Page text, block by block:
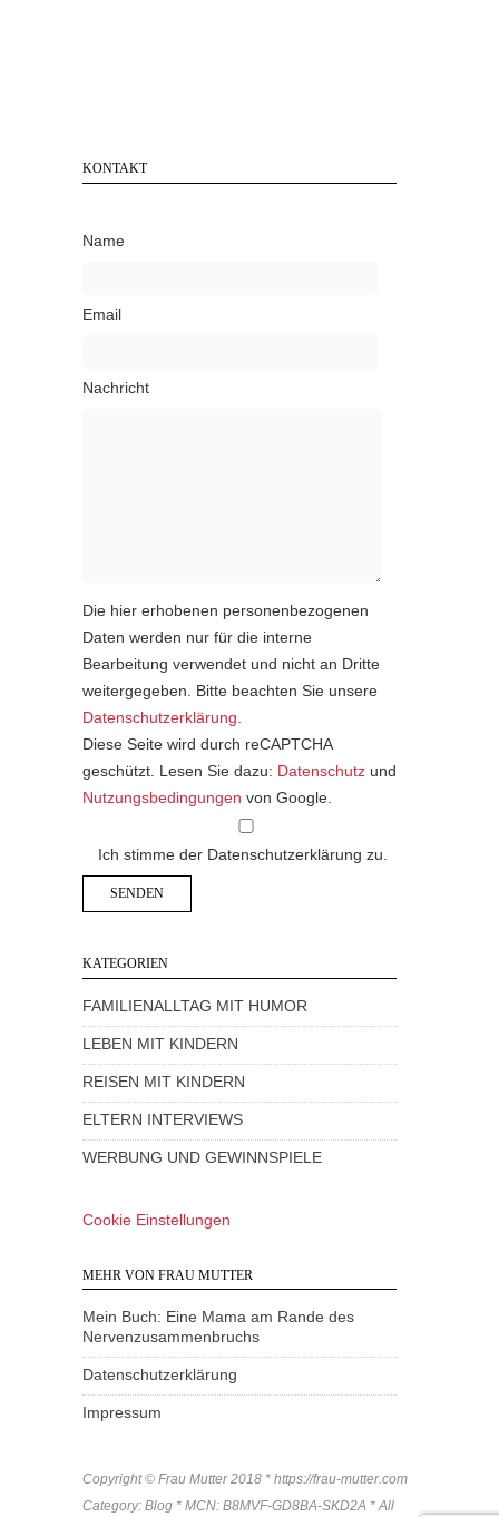
KONTAKT
Name
Email
Nachricht
Die hier erhobenen personenbezogenen
Daten werden nur für die interne
Bearbeitung verwendet und nicht an Dritte
weitergegeben. Bitte beachten Sie unsere
Datenschutzerklärung
Diese Seite wird durch reCAPTCHA
geschützt. Lesen Sie dazu: Datenschutz und
Nutzungsbedingungen von Google.
Ich stimme der Datenschutzerklärung zu.
KATEGORIEN
FAMILIENALLTAG MIT HUMOR
LEBEN MIT KINDERN
REISEN MIT KINDERN
ELTERN INTERVIEWS
WERBUNG UND GEWINNSPIELE
Cookie Einstellungen
MEHR VON FRAU MUTTER
Mein Buch: Eine Mama am Rande des
Nervenzusammenbruchs
Datenschutzerklärung
Impressum
Copyright © Frau Mutter 2018 * https://frau-mutter.com
Category: Blog * MCN: B8MVF-GD8BA-SKD2A * All